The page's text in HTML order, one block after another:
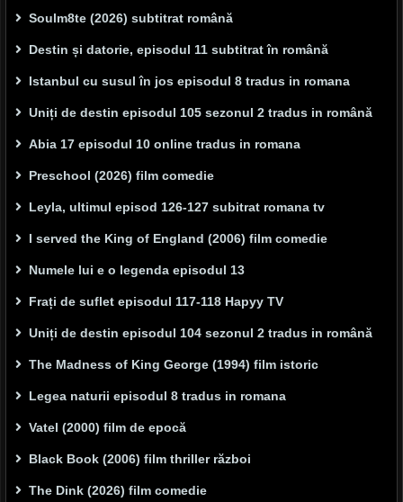
Soulm8te (2026) subtitrat română
Destin și datorie, episodul 11 subtitrat în română
Istanbul cu susul în jos episodul 8 tradus in romana
Uniți de destin episodul 105 sezonul 2 tradus in română
Abia 17 episodul 10 online tradus in romana
Preschool (2026) film comedie
Leyla, ultimul episod 126-127 subitrat romana tv
I served the King of England (2006) film comedie
Numele lui e o legenda episodul 13
Frați de suflet episodul 117-118 Hapyy TV
Uniți de destin episodul 104 sezonul 2 tradus in română
The Madness of King George (1994) film istoric
Legea naturii episodul 8 tradus in romana
Vatel (2000) film de epocă
Black Book (2006) film thriller război
The Dink (2026) film comedie